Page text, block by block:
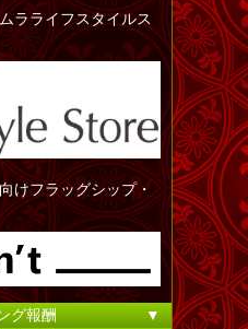
ラライフスタイルス
けフラッグシップ・
グ報酬
▼